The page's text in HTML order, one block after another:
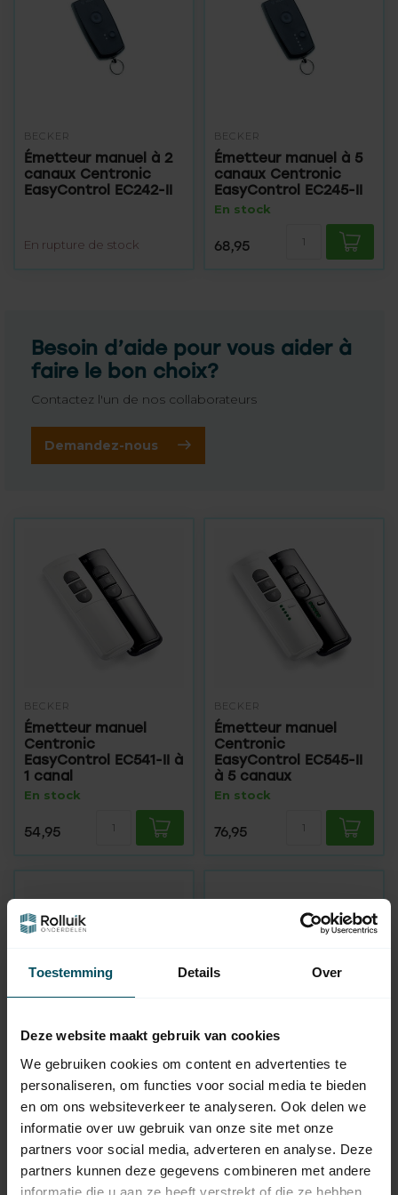
Toestemming Details Over
Deze website maakt gebruik van cookies
We gebruiken cookies om content en advertenties te
personaliseren, om functies voor social media te bieden
en om ons websiteverkeer te analyseren. Ook delen we
informatie over uw gebruik van onze site met onze
partners voor social media, adverteren en analyse. Deze
partners kunnen deze gegevens combineren met andere
informatie die u aan ze heeft verstrekt of die ze hebben
BECKER
Émetteur manuel à 2
canaux Centronic
EasyControl EC242-II
En rupture de stock
BECKER
Émetteur manuel à 5
canaux Centronic
EasyControl EC245-II
En stock
68,95
Besoin d’aide pour vous aider à
faire le bon choix?
Contactez l'un de nos collaborateurs
Demandez-nous
BECKER
Émetteur manuel
Centronic
EasyControl EC541-II à
1 canal
En stock
54,95
BECKER
Émetteur manuel
Centronic
EasyControl EC545-II
à 5 canaux
En stock
76,95
BECKER
Émetteur manuel
Centronic
EasyControl EC5410-II
à 10 canaux
En stock
99,95
BECKER
Émetteur manuel
Centronic
MemoControl MC441-II
à 1 canal
En stock
97,95